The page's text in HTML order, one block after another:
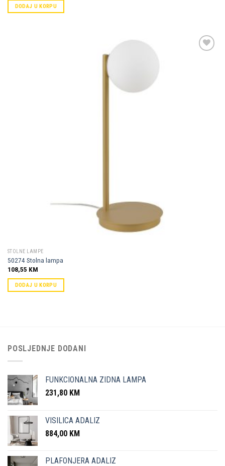
DODAJ U KORPU
STOLNE LAMPE
50274 Stolna lampa
108,55 KM
DODAJ U KORPU
POSLJEDNJE DODANI
FUNKCIONALNA ZIDNA LAMPA
231,80 KM
VISILICA ADALIZ
884,00 KM
PLAFONJERA ADALIZ